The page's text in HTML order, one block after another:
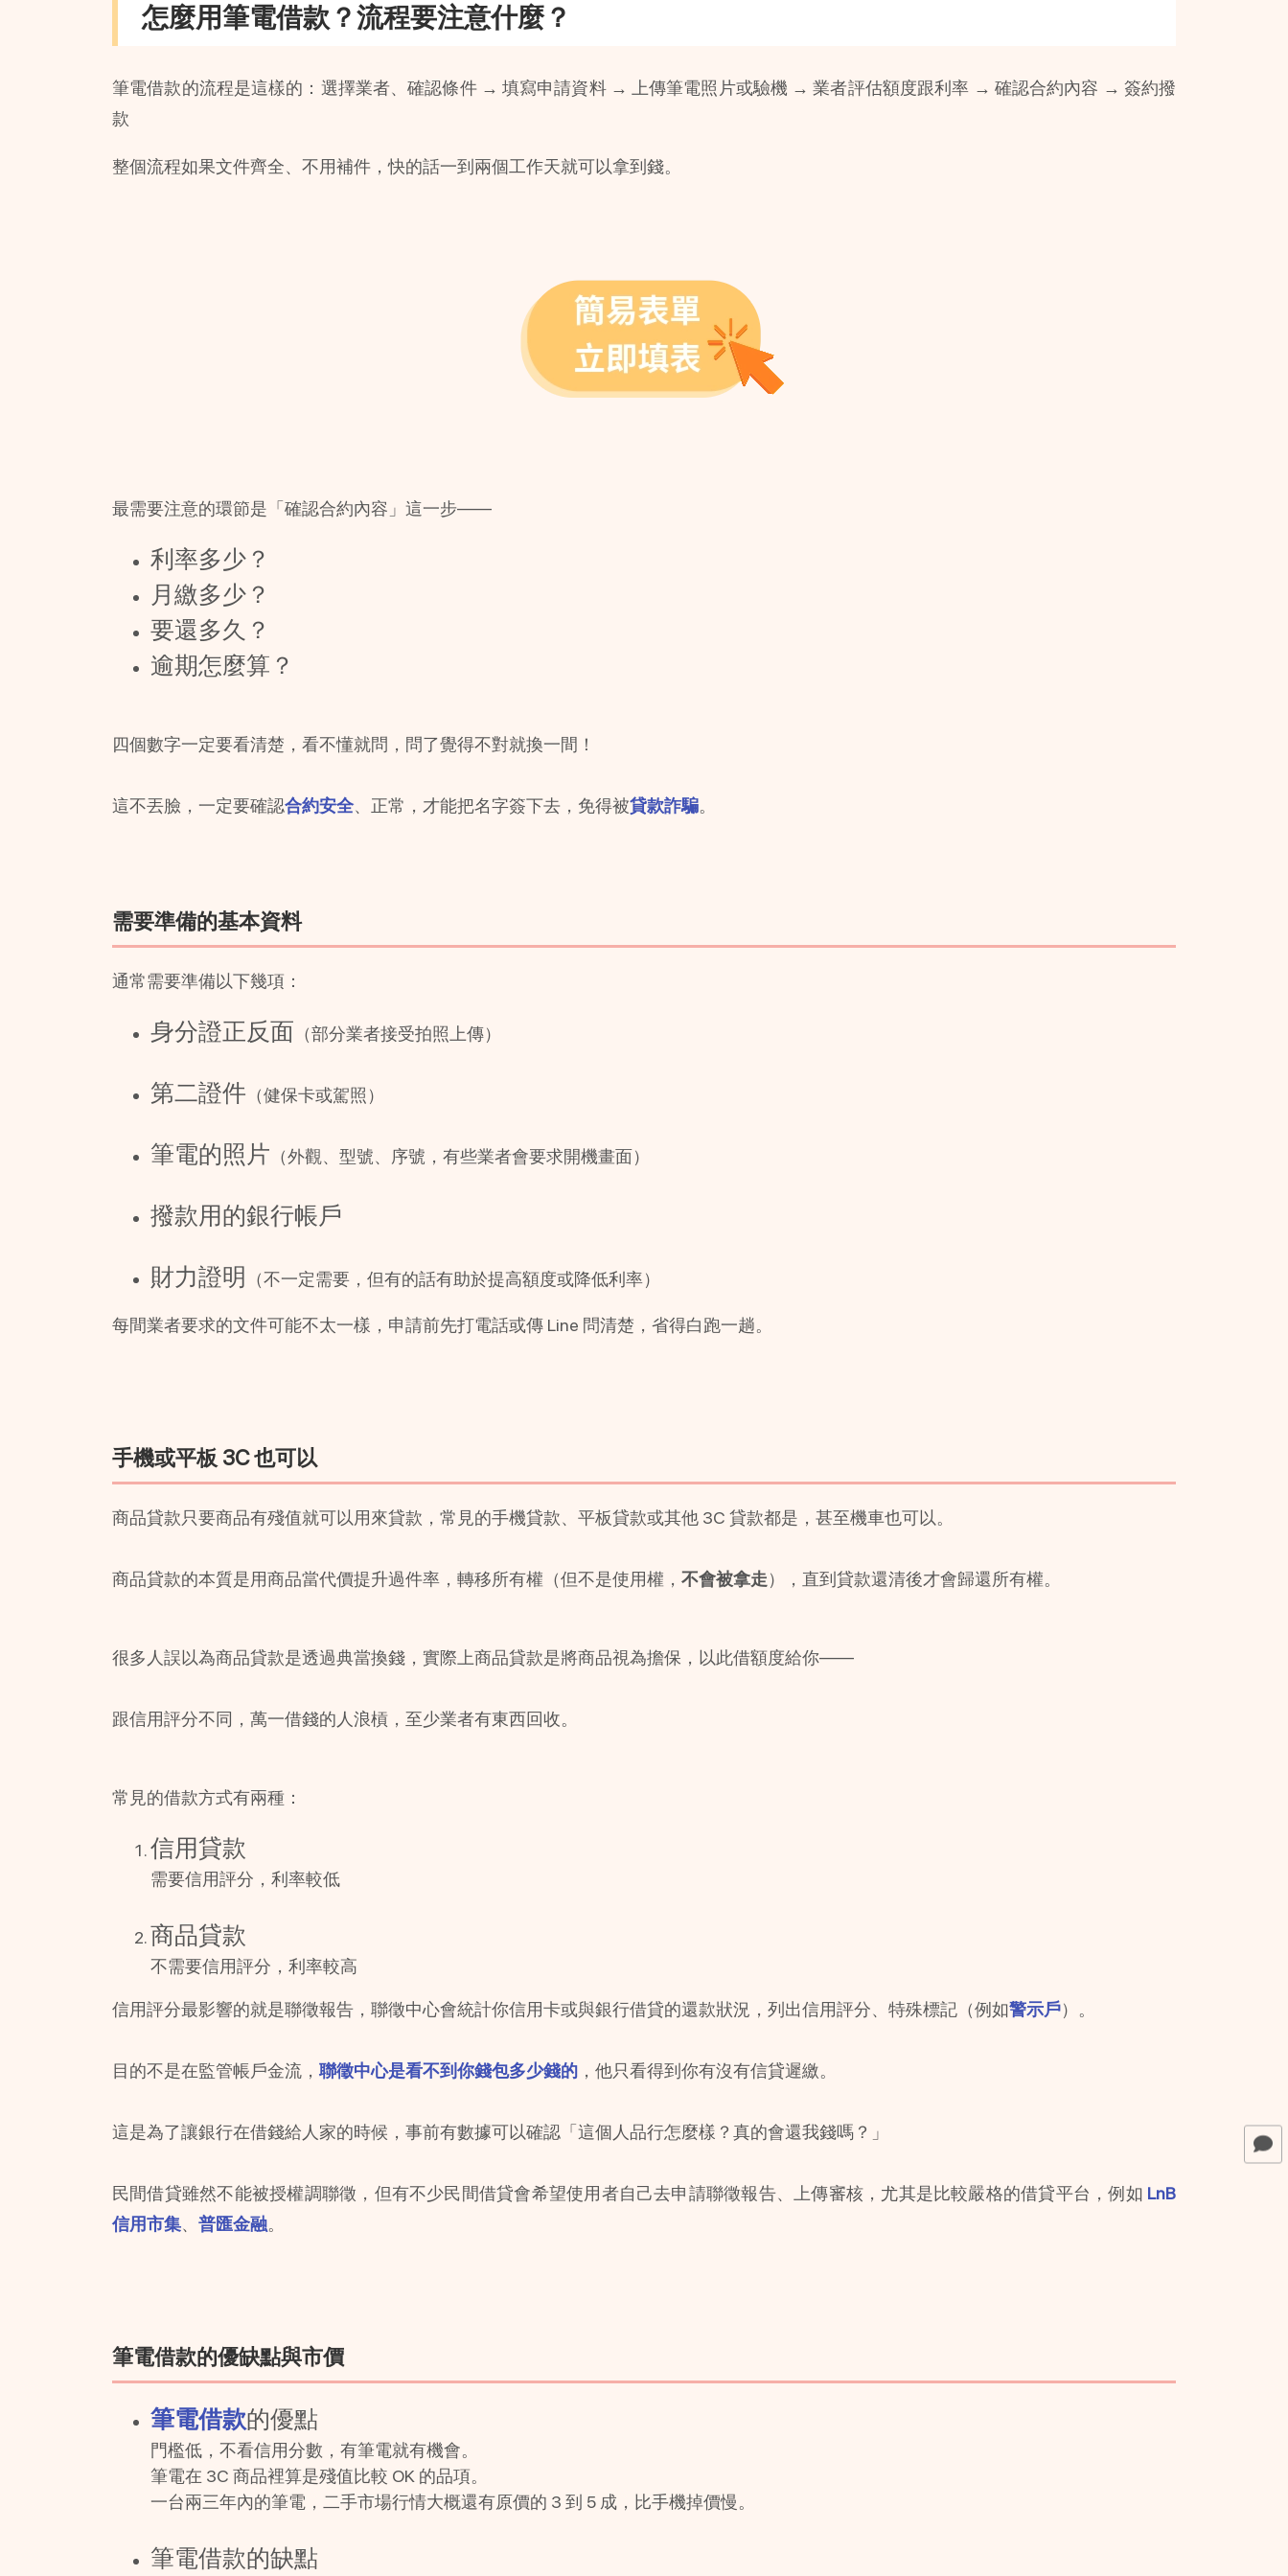
怎麼用筆電借款？流程要注意什麼？
筆電借款的流程是這樣的：選擇業者、確認條件 → 填寫申請資料 → 上傳筆電照片或驗機 → 業者評估額度跟利率 → 確認合約內容 → 簽約撥
款
整個流程如果文件齊全、不用補件，快的話一到兩個工作天就可以拿到錢。
最需要注意的環節是「確認合約內容」這一步——
利率多少？
月繳多少？
要還多久？
逾期怎麼算？
四個數字一定要看清楚，看不懂就問，問了覺得不對就換一間！
這不丟臉，一定要確認合約安全、正常，才能把名字簽下去，免得被貸款詐騙。
需要準備的基本資料
通常需要準備以下幾項：
身分證正反面 （部分業者接受拍照上傳）
第二證件 （健保卡或駕照）
筆電的照片 （外觀、型號、序號，有些業者會要求開機畫面）
撥款用的銀行帳戶
財力證明 （不一定需要，但有的話有助於提高額度或降低利率）
每間業者要求的文件可能不太一樣，申請前先打電話或傳 Line 問清楚，省得白跑一趟。
手機或平板 3C 也可以
商品貸款只要商品有殘值就可以用來貸款，常見的手機貸款、平板貸款或其他 3C 貸款都是，甚至機車也可以。
商品貸款的本質是用商品當代價提升過件率，轉移所有權（但不是使用權， 不會被拿走），直到貸款還清後才會歸還所有權。
很多人誤以為商品貸款是透過典當換錢，實際上商品貸款是將商品視為擔保，以此借額度給你——
跟信用評分不同，萬一借錢的人浪槓，至少業者有東西回收。
常見的借款方式有兩種：
信用貸款
需要信用評分，利率較低
商品貸款
不需要信用評分，利率較高
信用評分最影響的就是聯徵報告，聯徵中心會統計你信用卡或與銀行借貸的還款狀況，列出信用評分、特殊標記（例如警示戶）。
目的不是在監管帳戶金流， 聯徵中心是看不到你錢包多少錢的 ，他只看得到你有沒有信貸遲繳。
這是為了讓銀行在借錢給人家的時候，事前有數據可以確認「這個人品行怎麼樣？真的會還我錢嗎？」
民間借貸雖然不能被授權調聯徵，但有不少民間借貸會希望使用者自己去申請聯徵報告、上傳審核，尤其是比較嚴格的借貸平台，例如 LnB
信用市集、 普匯金融。
筆電借款的優缺點與市價
筆電借款的優點
門檻低，不看信用分數，有筆電就有機會。
筆電在 3C 商品裡算是殘值比較 OK 的品項。
一台兩三年內的筆電，二手市場行情大概還有原價的 3 到 5 成，比手機掉價慢。
筆電借款的缺點